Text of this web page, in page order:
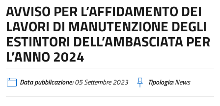
AVVISO PER L’AFFIDAMENTO DEI
LAVORI DI MANUTENZIONE DEGLI
ESTINTORI DELL’AMBASCIATA PER
L’ANNO 2024
Data pubblicazione:05 Settembre 2023 Tipologia:News